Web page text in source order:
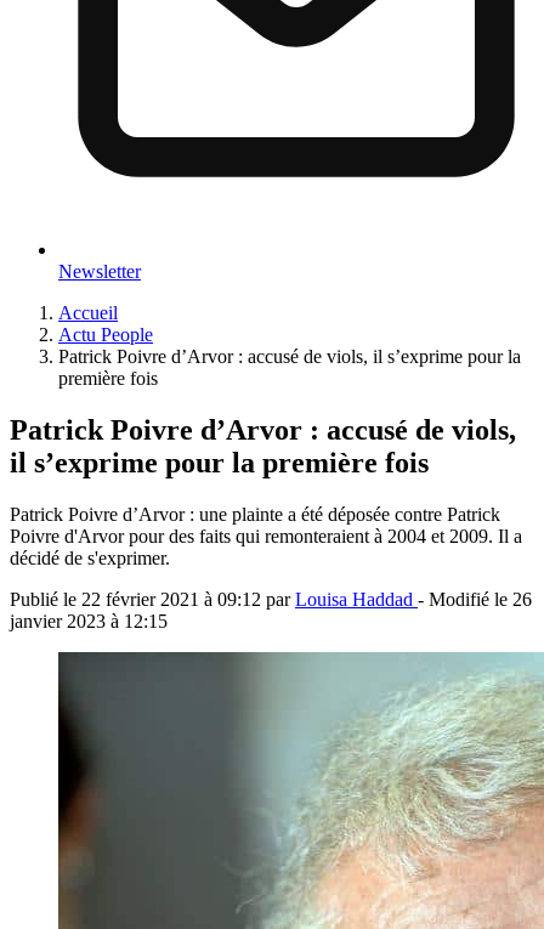
Newsletter
Accueil
Actu People
Patrick Poivre d’Arvor : accusé de viols, il s’exprime pour la
première fois
Patrick Poivre d’Arvor : accusé de viols,
il s’exprime pour la première fois
Patrick Poivre d’Arvor : une plainte a été déposée contre Patrick
Poivre d'Arvor pour des faits qui remonteraient à 2004 et 2009. Il a
décidé de s'exprimer.
Publié le 22 février 2021 à 09:12 parLouisa Haddad - Modifié le 26
janvier 2023 à 12:15